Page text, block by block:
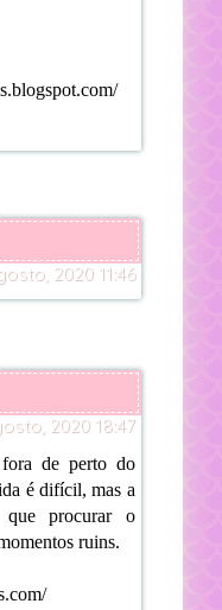
2020 11:46
2020 18:47
de perto do
é difícil, mas a
que procurar o
ruins.